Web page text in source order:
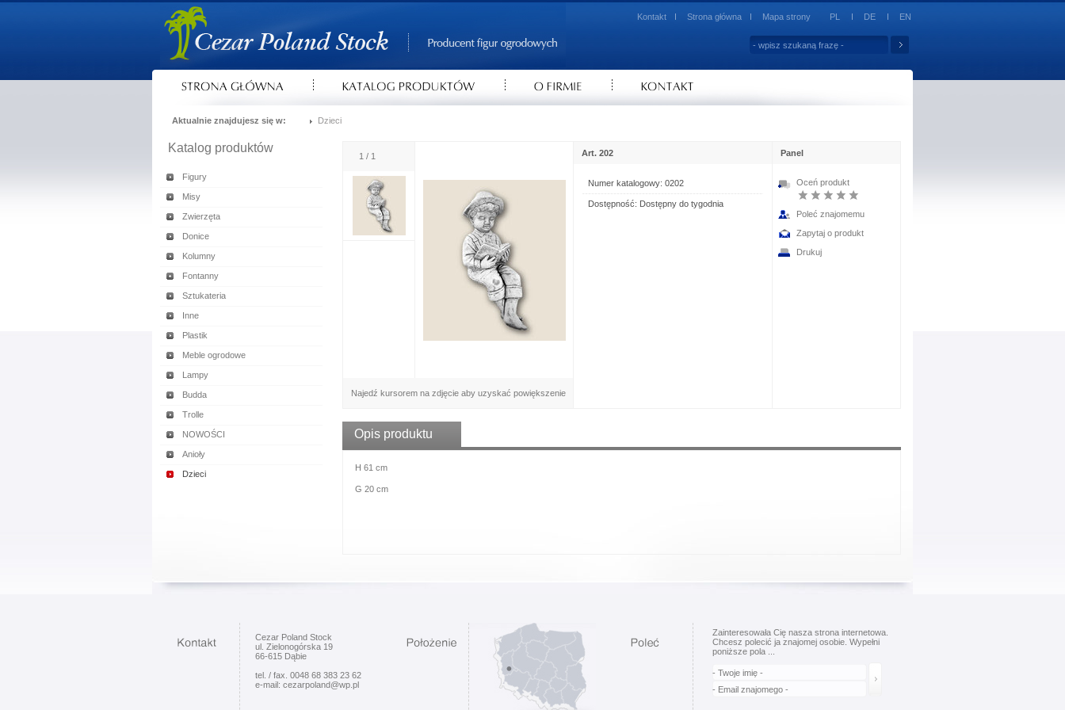
PL DE EN
Kontakt Strona główna Mapa strony
Aktualnie znajdujesz się w: Dzieci
Katalog produktów
Figury
Misy
Zwierzęta
Donice
Kolumny
Fontanny
Sztukateria
Inne
Plastik
Meble ogrodowe
Lampy
Budda
Trolle
NOWOŚCI
Anioły
Dzieci
1 / 1
Najedź kursorem na zdjęcie aby uzyskać powiększenie
Art. 202
Numer katalogowy: 0202
Dostępność: Dostępny do tygodnia
Panel
Oceń produkt
Poleć znajomemu
Zapytaj o produkt
Drukuj
Opis produktu
H 61 cm
G 20 cm
Cezar Poland Stock
ul. Zielonogórska 19
66-615 Dąbie
tel. / fax. 0048 68 383 23 62
e-mail: cezarpoland@wp.pl
Zainteresowała Cię nasza strona internetowa.
Chcesz polecić ja znajomej osobie. Wypełni
poniższe pola ...